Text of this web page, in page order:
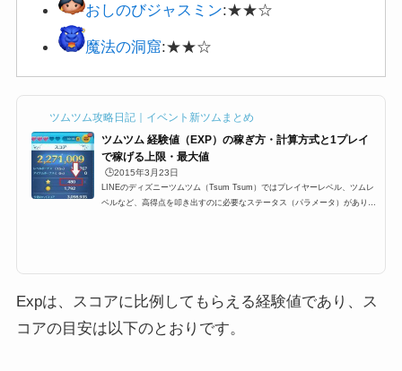
おしのびジャスミン:★★☆
魔法の洞窟:★★☆
ツムツム攻略日記｜イベント新ツムまとめ
ツムツム 経験値（EXP）の稼ぎ方・計算方式と1プレイ
で稼げる上限・最大値
🕒️2015年3月23日
LINEのディズニーツムツム（Tsum Tsum）ではプレイヤーレベル、ツムレ
ベルなど、高得点を叩き出すのに必要なステータス（パラメータ）がありま
い1プレイで経験値稼いだのかは。...
Expは、スコアに比例してもらえる経験値であり、ス
コアの目安は以下のとおりです。